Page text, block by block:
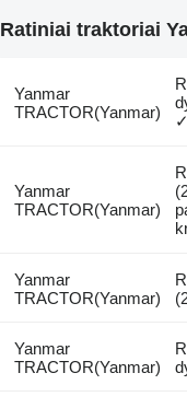
Ratiniai traktoriai
Yanmar
TRACTOR(Yanmar)
✓
Yanmar
TRACTOR(Yanmar)
Yanmar
TRACTOR(Yanmar)
Yanmar
TRACTOR(Yanmar)